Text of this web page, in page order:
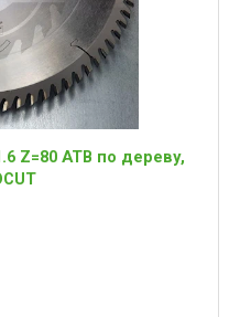
Z=80 ATB по дереву,